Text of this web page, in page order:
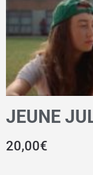
JEUNE
20,00€